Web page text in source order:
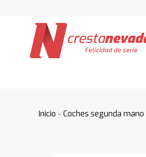
Inicio -Coches segunda mano